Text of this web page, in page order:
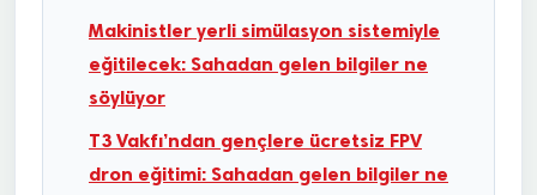
Makinistler yerli simülasyon sistemiyle
eğitilecek: Sahadan gelen bilgiler ne
söylüyor
T3 Vakfı’ndan gençlere ücretsiz FPV
dron eğitimi: Sahadan gelen bilgiler ne